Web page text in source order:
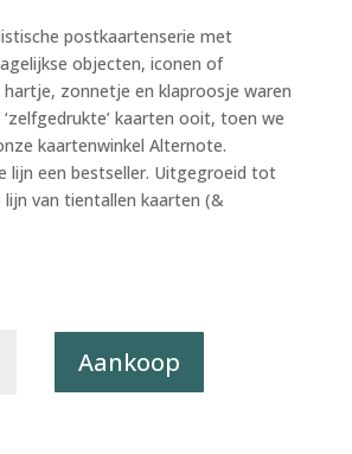
postkaartenserie met
objecten, iconen of
zonnetje en klaproosje waren
kaarten ooit, toen we
kaartenwinkel Alternote.
lijn een bestseller. Uitgegroeid tot
lijn van tientallen kaarten (&
Aankoop